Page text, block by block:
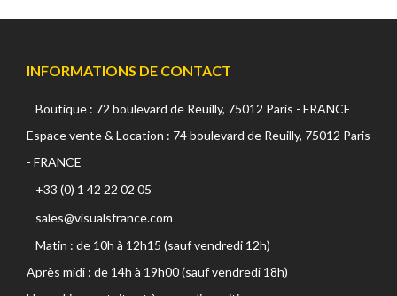
INFORMATIONS DE CONTACT
Boutique : 72 boulevard de Reuilly, 75012 Paris - FRANCE
Espace vente & Location : 74 boulevard de Reuilly, 75012 Paris
- FRANCE
+33 (0) 1 42 22 02 05
sales@visualsfrance.com
Matin : de 10h à 12h15 (sauf vendredi 12h)
Après midi : de 14h à 19h00 (sauf vendredi 18h)